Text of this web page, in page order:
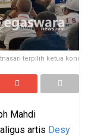
terpilih ketua koni
Mahdi
artis Desy